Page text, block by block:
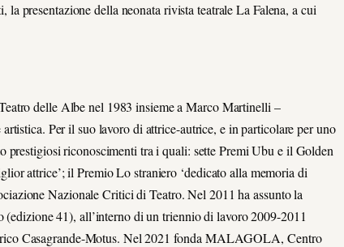
presentazione della neonata rivista teatraleLa Falena, a cui
delle Albe nel 1983 insieme a Marco Martinelli –
Per il suo lavoro di attrice-autrice, e in particolare per uno
riconoscimenti tra i quali: sette Premi Ubu e il Golden
attrice’; il Premio Lo straniero ‘dedicato alla memoria di
Nazionale Critici di Teatro. Nel 2011 ha assunto la
41), all’interno di un triennio di lavoro 2009-2011
Casagrande-Motus. Nel 2021 fonda MALAGOLA, Centro